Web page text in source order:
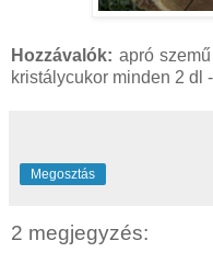
Hozzávalók: apró
kristálycukor minden 2 dl
Megosztás
2 megjegyzés: